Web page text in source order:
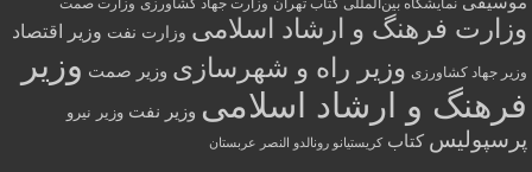
وزارت جهاد کشاورزی
وزارت فرهنگ و ارشاد اسلامی وزارت نفت وزیر اقتصاد
وزیر جهاد کشاورزی وزیر راه و شهرسازی وزیر صمت وزیر
فرهنگ و ارشاد اسلامی وزیر نفت وزیر نیرو
پرسپولیس کتاب کریستیانو رونالدو النصر عربستان